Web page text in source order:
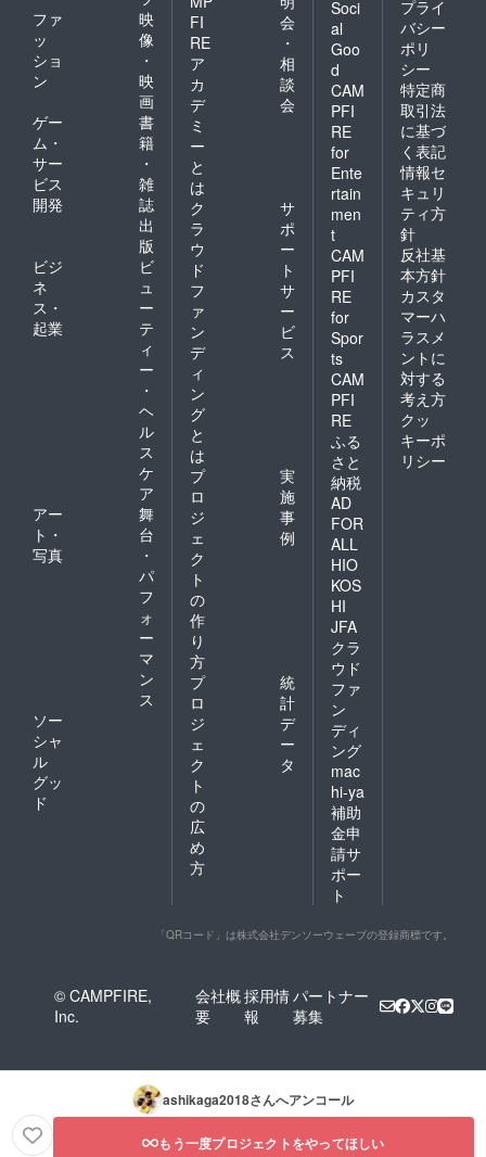
ことになり
ました。
農村生活し
ながらテレ
ワークで都
心の仕事も
こなすこと
は、通勤時
間の無駄を
無くしま
す。
企業体にも
農業とのか
かわりを身
近に感じて
もらえる環
境づくりを
啓蒙し、企
業の社会貢
献の後押し
ができま
す。そんな
環境を生か
して自分の
やりたいこ
とを目一杯
やりながら
兼業農家で
年収１,００
０万円目指
していこ
う！という
チャレンジ
でもありま
す。
ファ
ッ
ショ
ン
映
像
・
映
画
ゲー
ム・
サー
ビス
開発
書
籍
・
雑
誌
出
版
ビジ
ネ
ス・
起業
ビ
ュ
ー
テ
ィ
ー
・
ヘ
ル
ス
ケ
ア
アー
ト・
写真
舞
台
・
パ
フ
ォ
ー
マ
ン
ス
ソー
シャ
ル
グッ
ド
FI
RE
ア
カ
デ
ミ
ー
と
は
会
・
相
談
会
ク
ラ
ウ
ド
フ
ァ
ン
デ
ィ
ン
グ
と
は
サ
ポ
ー
ト
サ
ー
ビ
ス
プ
ロ
ジ
ェ
ク
ト
の
作
り
方
実
施
事
例
プ
ロ
ジ
ェ
ク
ト
の
広
め
方
統
計
デ
ー
タ
Soci
al
Goo
d
CAM
PFI
RE
for
Ente
rtain
men
t
CAM
PFI
RE
for
Spor
ts
CAM
PFI
RE
ふる
さと
納税
AD
FOR
ALL
HIO
KOS
HI
JFA
クラ
ウド
ファ
ン
ディ
ング
mac
hi-ya
補助
金申
請サ
ポー
ト
プライ
バシー
ポリ
シー
特定商
取引法
に基づ
く表記
情報セ
キュリ
ティ方
針
反社基
本方針
カスタ
マーハ
ラスメ
ントに
対する
考え方
クッ
キーポ
リシー
「QRコード」は株式会社デンソーウェーブの登録商標です。
© CAMPFIRE,
Inc.
会社概
要
採用情
報
パートナー
募集
ashikaga2018さんへアンコール
もう一度プロジェクトをやってほしい